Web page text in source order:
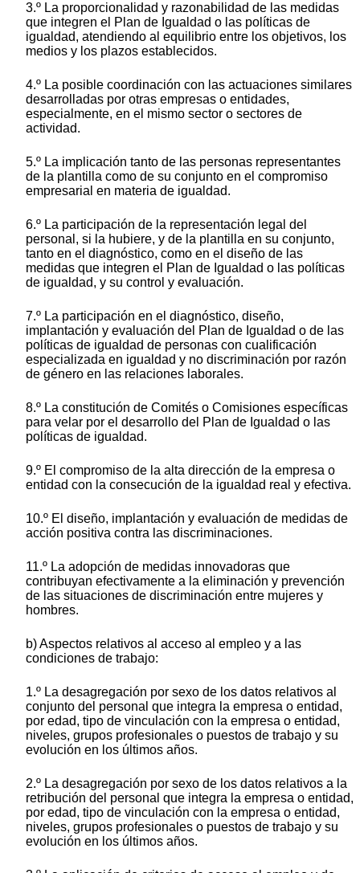
3.º La proporcionalidad y razonabilidad de las medidas
que integren el Plan de Igualdad o las políticas de
igualdad, atendiendo al equilibrio entre los objetivos, los
medios y los plazos establecidos.
4.º La posible coordinación con las actuaciones similares
desarrolladas por otras empresas o entidades,
especialmente, en el mismo sector o sectores de
actividad.
5.º La implicación tanto de las personas representantes
de la plantilla como de su conjunto en el compromiso
empresarial en materia de igualdad.
6.º La participación de la representación legal del
personal, si la hubiere, y de la plantilla en su conjunto,
tanto en el diagnóstico, como en el diseño de las
medidas que integren el Plan de Igualdad o las políticas
de igualdad, y su control y evaluación.
7.º La participación en el diagnóstico, diseño,
implantación y evaluación del Plan de Igualdad o de las
políticas de igualdad de personas con cualificación
especializada en igualdad y no discriminación por razón
de género en las relaciones laborales.
8.º La constitución de Comités o Comisiones específicas
para velar por el desarrollo del Plan de Igualdad o las
políticas de igualdad.
9.º El compromiso de la alta dirección de la empresa o
entidad con la consecución de la igualdad real y efectiva.
10.º El diseño, implantación y evaluación de medidas de
acción positiva contra las discriminaciones.
11.º La adopción de medidas innovadoras que
contribuyan efectivamente a la eliminación y prevención
de las situaciones de discriminación entre mujeres y
hombres.
b) Aspectos relativos al acceso al empleo y a las
condiciones de trabajo:
1.º La desagregación por sexo de los datos relativos al
conjunto del personal que integra la empresa o entidad,
por edad, tipo de vinculación con la empresa o entidad,
niveles, grupos profesionales o puestos de trabajo y su
evolución en los últimos años.
2.º La desagregación por sexo de los datos relativos a la
retribución del personal que integra la empresa o entidad,
por edad, tipo de vinculación con la empresa o entidad,
niveles, grupos profesionales o puestos de trabajo y su
evolución en los últimos años.